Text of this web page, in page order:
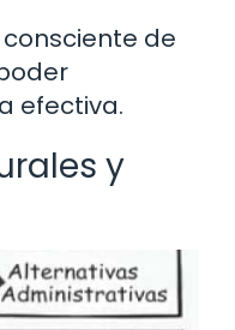
de
efectiva.
y